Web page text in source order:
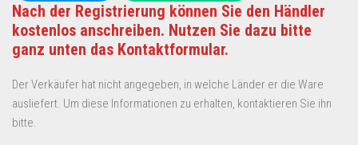
Nach der Registrierung können Sie den Händler
kostenlos anschreiben. Nutzen Sie dazu bitte
ganz unten das Kontaktformular.
Der Verkäufer hat nicht angegeben, in welche Länder er die Ware
ausliefert. Um diese Informationen zu erhalten, kontaktieren Sie ihn
bitte.